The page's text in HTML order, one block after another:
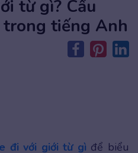
từ gì? Cấu
trong tiếng Anh
đi với giới từ gì để biểu